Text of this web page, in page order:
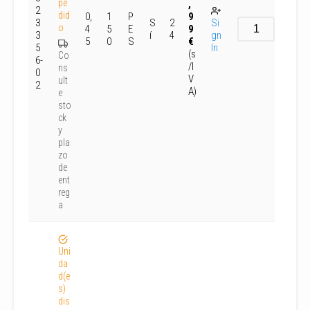
2
3
3
5
6-
0
2
pe
did
o
Co
ns
ult
e
sto
ck
y
pla
zo
de
ent
reg
a
0,
4
5
1
5
0
P
E
S
S
í
2
4
,
9
9
€
(s
/I
V
A)
Si
gn
In
Uni
da
d(e
s)
dis